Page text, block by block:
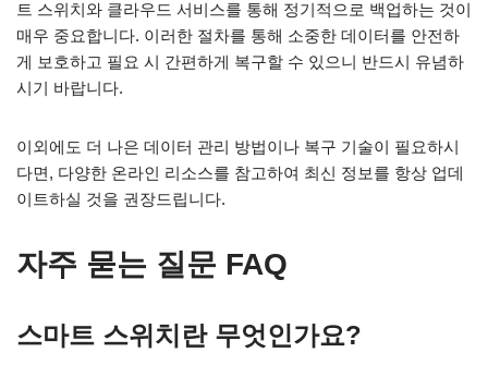
트 스위치와 클라우드 서비스를 통해 정기적으로 백업하는 것이
매우 중요합니다. 이러한 절차를 통해 소중한 데이터를 안전하
게 보호하고 필요 시 간편하게 복구할 수 있으니 반드시 유념하
시기 바랍니다.
이외에도 더 나은 데이터 관리 방법이나 복구 기술이 필요하시
다면, 다양한 온라인 리소스를 참고하여 최신 정보를 항상 업데
이트하실 것을 권장드립니다.
자주 묻는 질문 FAQ
스마트 스위치란 무엇인가요?